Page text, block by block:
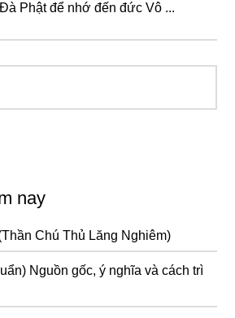
Phật để nhớ đến đức Vô ...
nay
Chú Thủ Lăng Nghiêm)
Nguồn gốc, ý nghĩa và cách trì